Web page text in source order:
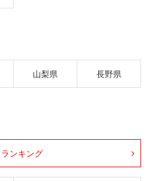
山梨県 長野県
ランキング